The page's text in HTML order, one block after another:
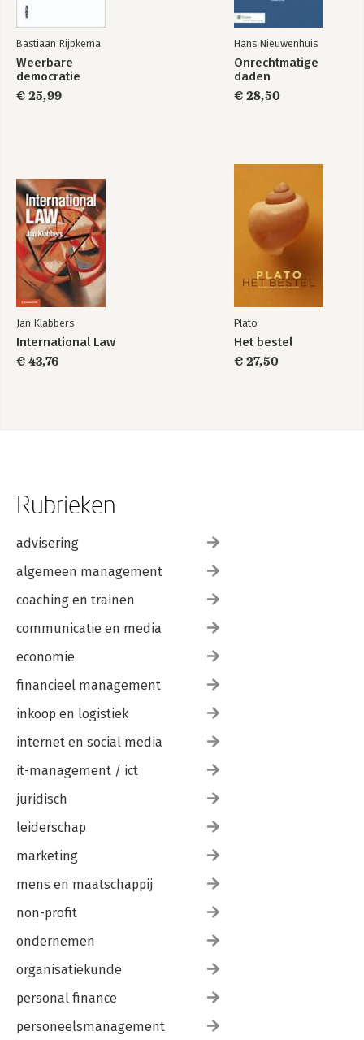
Bastiaan Rijpkema
Weerbare
democratie
€ 25,99
Hans Nieuwenhuis
Onrechtmatige
daden
€ 28,50
Jan Klabbers
International Law
€ 43,76
Plato
Het bestel
€ 27,50
Rubrieken
advisering
algemeen management
coaching en trainen
communicatie en media
economie
financieel management
inkoop en logistiek
internet en social media
it-management / ict
juridisch
leiderschap
marketing
mens en maatschappij
non-profit
ondernemen
organisatiekunde
personal finance
personeelsmanagement